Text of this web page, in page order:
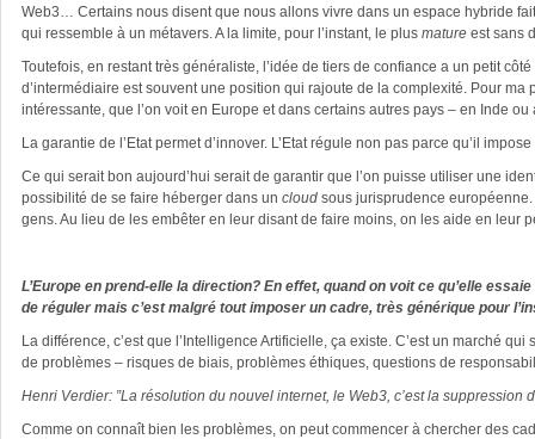
Web3… Certains nous disent que nous allons vivre dans un espace hybride
qui ressemble à un métavers. A la limite, pour l’instant, le plus mature est sans
Toutefois, en restant très généraliste, l’idée de tiers de confiance a un petit côté
d’intermédiaire est souvent une position qui rajoute de la complexité. Pour
intéressante, que l’on voit en Europe et dans certains autres pays – en Inde
La garantie de l’Etat permet d’innover. L’Etat régule non pas parce qu’il
Ce qui serait bon aujourd’hui serait de garantir que l’on puisse utiliser une
possibilité de se faire héberger dans un cloud sous jurisprudence
gens. Au lieu de les embêter en leur disant de faire moins, on les aide en leur
L’Europe en prend-elle la direction? En effet, quand on voit ce qu’elle
de réguler mais c’est malgré tout imposer un cadre, très générique pour
La différence, c’est que l’Intelligence Artificielle, ça existe. C’est un marché
de problèmes – risques de biais, problèmes éthiques, questions de
Henri Verdier: ”La résolution du nouvel internet, le Web3, c’est la suppression
Comme on connaît bien les problèmes, on peut commencer à chercher des